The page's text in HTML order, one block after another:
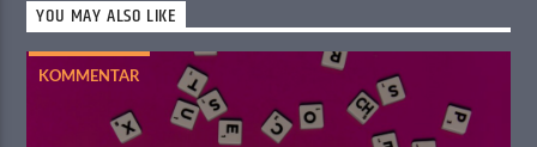
YOU MAY ALSO LIKE
KOMMENTAR